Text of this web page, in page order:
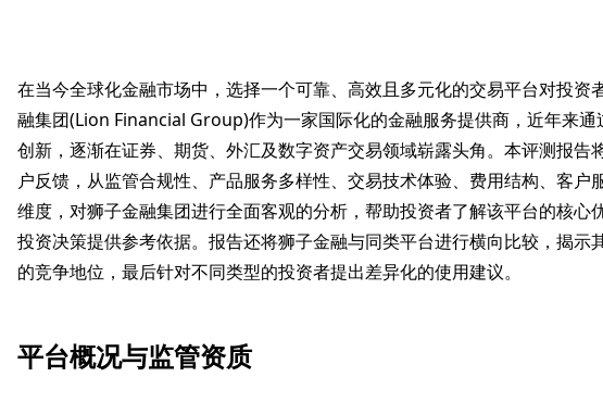
在当今全球化金融市场中，选择一个可靠、高效且多元化的交易平台对投资
融集团(Lion Financial Group)作为一家国际化的金融服务提供商，近年来通
创新，逐渐在证券、期货、外汇及数字资产交易领域崭露头角。本评测报告
户反馈，从监管合规性、产品服务多样性、交易技术体验、费用结构、客户
维度，对狮子金融集团进行全面客观的分析，帮助投资者了解该平台的核心
投资决策提供参考依据。报告还将狮子金融与同类平台进行横向比较，揭示
的竞争地位，最后针对不同类型的投资者提出差异化的使用建议。
平台概况与监管资质